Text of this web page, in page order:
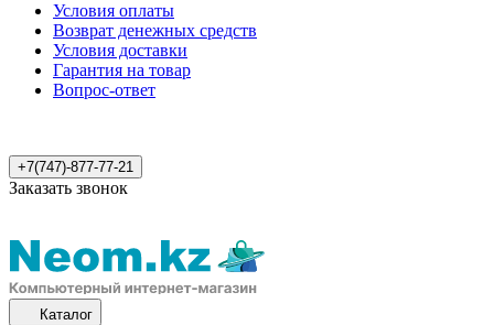
Условия оплаты
Возврат денежных средств
Условия доставки
Гарантия на товар
Вопрос-ответ
+7(747)-877-77-21
Заказать звонок
Каталог